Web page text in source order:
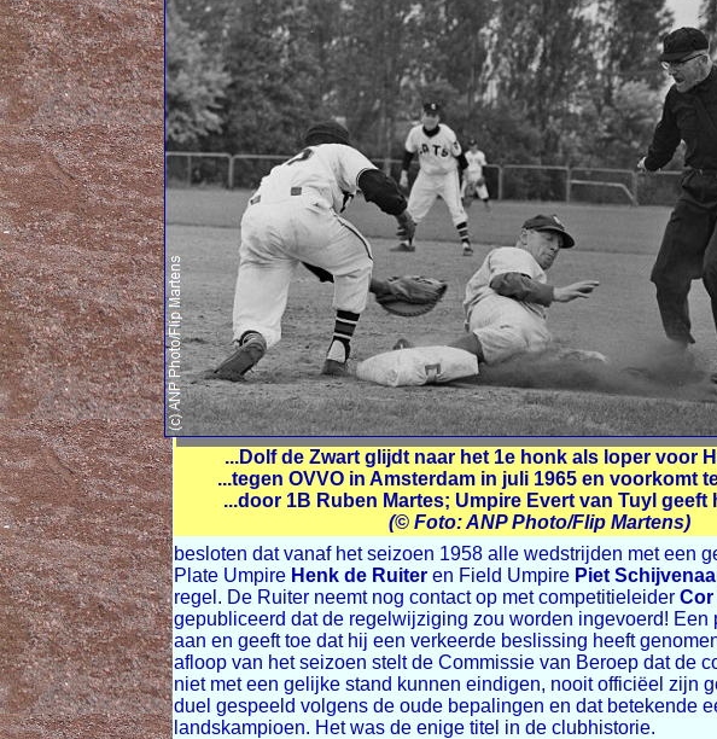
...Dolf de Zwart glijdt naar het 1e honk als loper voor
...tegen OVVO in Amsterdam in juli 1965 en voorkomt
...door 1B Ruben Martes; Umpire Evert van Tuyl geeft
(© Foto: ANP Photo/Flip Martens)
besloten dat vanaf het seizoen 1958 alle wedstrijden met een
Plate Umpire Henk de Ruiter en Field Umpire Piet
regel. De Ruiter neemt nog contact op met competitieleider
gepubliceerd dat de regelwijziging zou worden ingevoerd!
aan en geeft toe dat hij een verkeerde beslissing heeft
afloop van het seizoen stelt de Commissie van Beroep dat de
niet met een gelijke stand kunnen eindigen, nooit officiëel zijn
duel gespeeld volgens de oude bepalingen en dat betekende
landskampioen. Het was de enige titel in de clubhistorie.